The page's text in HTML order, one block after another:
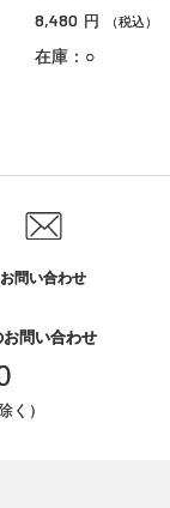
8,480 円 （税込）
在庫：○
お問い合わせ
問い合わせ
く）